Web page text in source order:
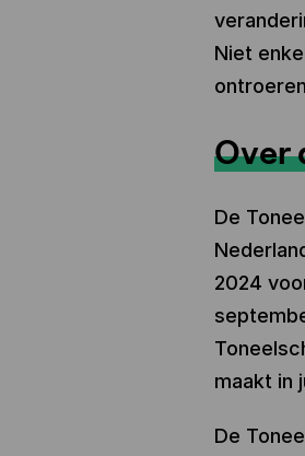
Niet
Over
De
2024
maakt in
De